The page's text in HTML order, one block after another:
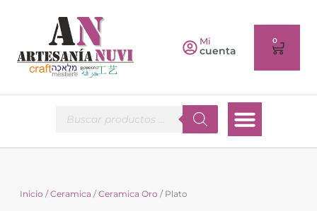
Mi
cuenta
0
Inicio /Ceramica /Ceramica Oro / Plato